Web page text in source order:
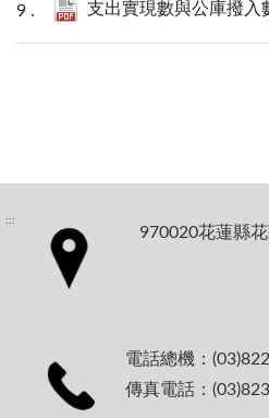
支出實現數與公庫撥入
:::
970020花蓮縣
電話總機：
傳真電話：